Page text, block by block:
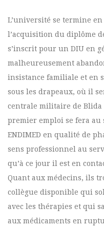
L’université se termine en
l’acquisition du diplôme
s’inscrit pour un DIU en
malheureusement
insistance familiale et en
sous les drapeaux, où il
centrale militaire de Blida
premier emploi se fera au
ENDIMED en qualité de
sens professionnel au
qu’à ce jour il est en
Quant aux médecins, ils
collègue disponible qui
avec les thérapies et qui
aux médicaments en